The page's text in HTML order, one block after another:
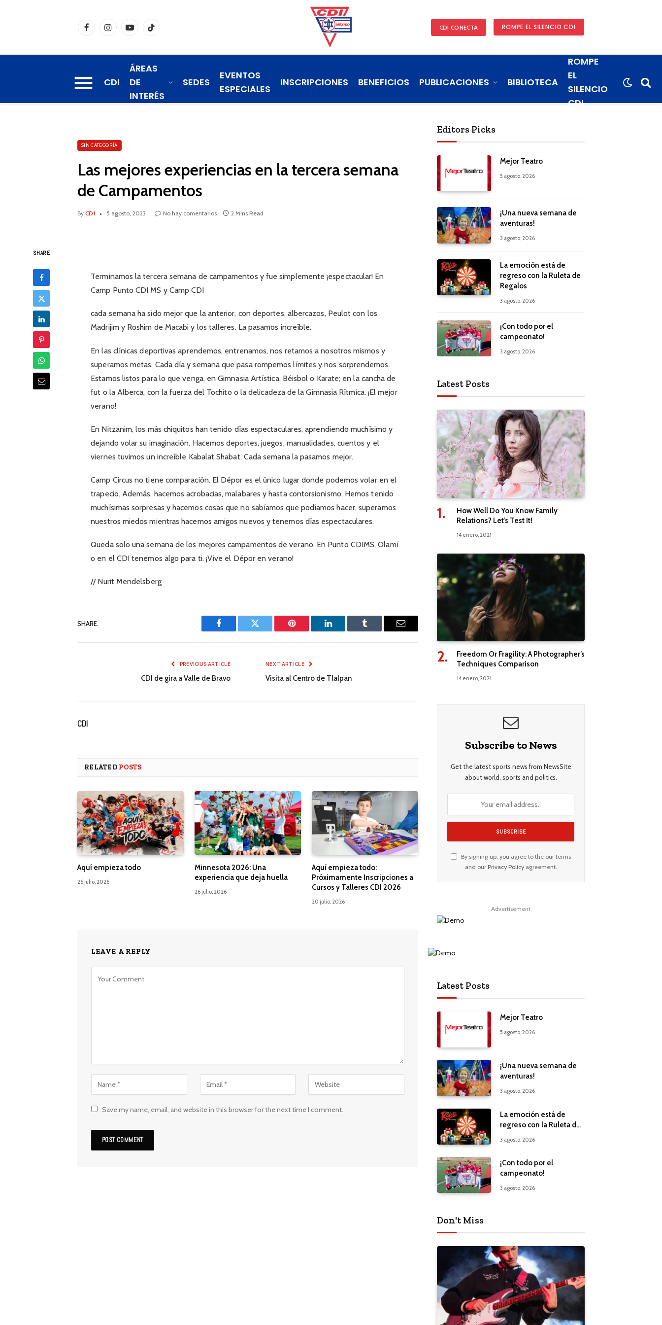
FacebookInstagramYouTubeTikTok CDI CONECTA ROMPE EL SILENCIO CDI
CDI
ÁREAS
DE
INTERÉS
SEDES
EVENTOS
ESPECIALES
INSCRIPCIONES BENEFICIOS PUBLICACIONES BIBLIOTECA
ROMPE
EL
SILENCIO
CDI
SIN CATEGORÍA
Las mejores experiencias en la tercera semana
de Campamentos
By CDI 5 agosto, 2023 No hay comentarios 2 Mins Read
SHARE
Terminamos la tercera semana de campamentos y fue simplemente ¡espectacular! En
Camp Punto CDI MS y Camp CDI
cada semana ha sido mejor que la anterior, con deportes, albercazos, Peulot con los
Madrijim y Roshim de Macabi y los talleres. La pasamos increíble.
En las clínicas deportivas aprendemos, entrenamos, nos retamos a nosotros mismos y
superamos metas. Cada día y semana que pasa rompemos límites y nos sorprendemos.
Estamos listos para lo que venga, en Gimnasia Artística, Béisbol o Karate; en la cancha de
fut o la Alberca, con la fuerza del Tochito o la delicadeza de la Gimnasia Rítmica. ¡El mejor
verano!
En Nitzanim, los más chiquitos han tenido días espectaculares, aprendiendo muchísimo y
dejando volar su imaginación. Hacemos deportes, juegos, manualidades, cuentos y el
viernes tuvimos un increíble Kabalat Shabat. Cada semana la pasamos mejor.
Camp Circus no tiene comparación. El Dépor es el único lugar donde podemos volar en el
trapecio. Además, hacemos acrobacias, malabares y hasta contorsionismo. Hemos tenido
muchísimas sorpresas y hacemos cosas que no sabíamos que podíamos hacer, superamos
nuestros miedos mientras hacemos amigos nuevos y tenemos días espectaculares.
Queda solo una semana de los mejores campamentos de verano. En Punto CDIMS, Olamí
o en el CDI tenemos algo para ti. ¡Vive el Dépor en verano!
// Nurit Mendelsberg
SHARE.
Facebook Twitter Pinterest LinkedIn Tumblr Email
PREVIOUS ARTICLE
CDI de gira a Valle de Bravo
NEXT ARTICLE
Visita al Centro de Tlalpan
CDI
RELATED POSTS
Aquí empieza todo
26 julio, 2026
Minnesota 2026: Una
experiencia que deja huella
26 julio, 2026
Aquí empieza todo:
Próximamente Inscripciones a
Cursos y Talleres CDI 2026
20 julio, 2026
LEAVE A REPLY
Save my name, email, and website in this browser for the next time I comment.
Editors Picks
Mejor Teatro
5 agosto, 2026
¡Una nueva semana de
aventuras!
3 agosto, 2026
La emoción está de
regreso con la Ruleta de
Regalos
3 agosto, 2026
¡Con todo por el
campeonato!
3 agosto, 2026
Latest Posts
How Well Do You Know Family
Relations? Let’s Test It!
14 enero, 2021
Freedom Or Fragility: A Photographer’s
Techniques Comparison
14 enero, 2021
Subscribe to News
Get the latest sports news from NewsSite
about world, sports and politics.
By signing up, you agree to the our terms
and our Privacy Policyagreement.
Advertisement
Latest Posts
Mejor Teatro
5 agosto, 2026
¡Una nueva semana de
aventuras!
3 agosto, 2026
La emoción está de
regreso con la Ruleta de
3 agosto, 2026
¡Con todo por el
campeonato!
3 agosto, 2026
Don't Miss